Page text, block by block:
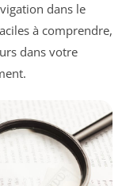
dans le
à comprendre,
dans votre